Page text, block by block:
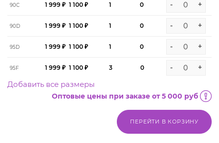
90C 1 999 ₽ 1 100 ₽ 1 0 - +
90D 1 999 ₽ 1 100 ₽ 1 0 - +
95D 1 999 ₽ 1 100 ₽ 1 0 - +
95F 1 999 ₽ 1 100 ₽ 3 0 - +
Добавить все размеры
Оптовые цены при заказе от 5 000 руб
ПЕРЕЙТИ В КОРЗИНУ